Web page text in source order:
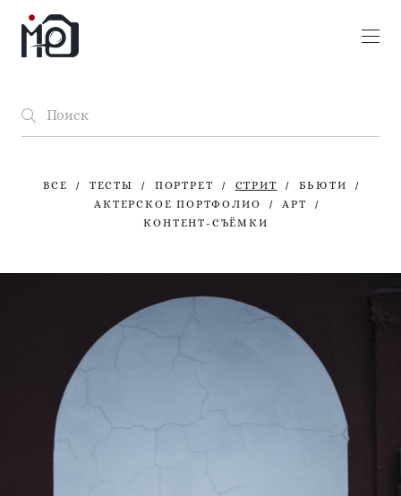
ВСЕ ТЕСТЫ ПОРТРЕТ СТРИТ
БЬЮТИ
АКТЕРСКОЕ ПОРТФОЛИО
АРТ
КОНТЕНТ-СЪЁМКИ